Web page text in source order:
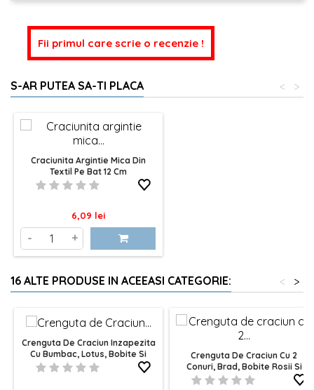
Fii primul care scrie o recenzie !
S-AR PUTEA SA-TI PLACA >
<
Craciunita Argintie Mica Din
Textil Pe Bat 12 Cm
Pret
6,09 lei
- +
16 ALTE PRODUSE IN ACEEASI CATEGORIE: >
<
Crenguta De Craciun Inzapezita
Cu Bumbac, Lotus, Bobite Si
Vasc 22cm
Crenguta De Craciun Cu 2
Conuri, Brad, Bobite Rosii Si
Carliont 25cm